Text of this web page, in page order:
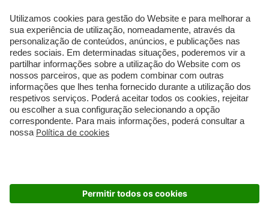
Sérum de Rosto
Body mist & Spray
corporal
Produtos para Cabelo
Homem
Espuma de Limpeza
Facial
Dermocosmética
Perfumes árabes
Novidades
Melhores Perfumes
Femininos
TOP 10: Perfumes
Masculinos
Pestanas Postiças
Creme Rosto Homem
Embalagens Sustentáveis